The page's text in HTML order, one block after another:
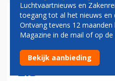
EUROPESE
ONDERZOEKT
LIB
Luchtvaartnieuws en
toegang tot al het nieuws en
Ontvang tevens 12
Magazine in de mail of op de
Bekijk aanbieding